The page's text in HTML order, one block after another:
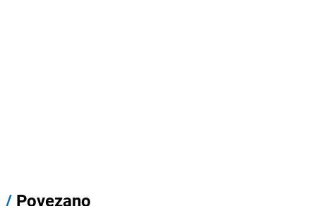
/ Povezano